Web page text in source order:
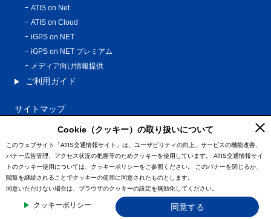
ATIS on Net
ATIS on Cloud
iGPS on NET
iGPS on NET プレミアム
メディア向け情報提供
ご利用ガイド
サイトマップ
プライバシーポリシー
利用規約
特定商取引法に基づく表記
情報の外部通信について
© ATIS Co.,Ltd. All Rights Reserved.
Cookie（クッキー）の取り扱いについて
このウェブサイト「ATIS交通情報サイト」は、ユーザビリティの向上、サービスの機能改善、
バナー広告管理、アクセス状況の把握等のためクッキーを使用しています。
ATIS交通情報サイ
トのクッキー使用については、クッキーポリシーをご参照ください。
このバナーを閉じるか、
閲覧を継続されることでクッキーの使用に同意されたものとします。
同意いただけない場合は、ブラウザのクッキーの設定を無効化してください。
クッキーポリシー 同意する